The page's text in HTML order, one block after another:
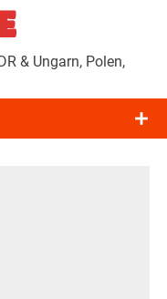
& Ungarn, Polen,